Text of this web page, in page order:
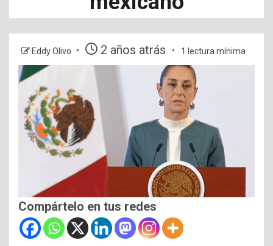
Eddy Olivo 2 años atrás 1 lectura mínima
Compártelo en tus redes